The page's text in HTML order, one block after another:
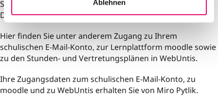
h
l
Ablehnen
Schule auf dieser Webseite verschiedene Zugänge zu den
Diensten des Schulnetzes Koblenz bereit.
Hier finden Sie unter anderem Zugang zu Ihrem
schulischen E-Mail-Konto, zur Lernplattform moodle sowie
zu den Stunden- und Vertretungsplänen in WebUntis.
Ihre Zugangsdaten zum schulischen E-Mail-Konto, zu
moodle und zu WebUntis erhalten Sie von Miro Pytlik.